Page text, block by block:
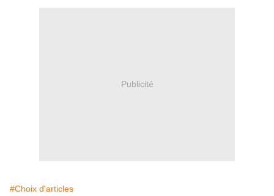
Publicité
#Choix d'articles